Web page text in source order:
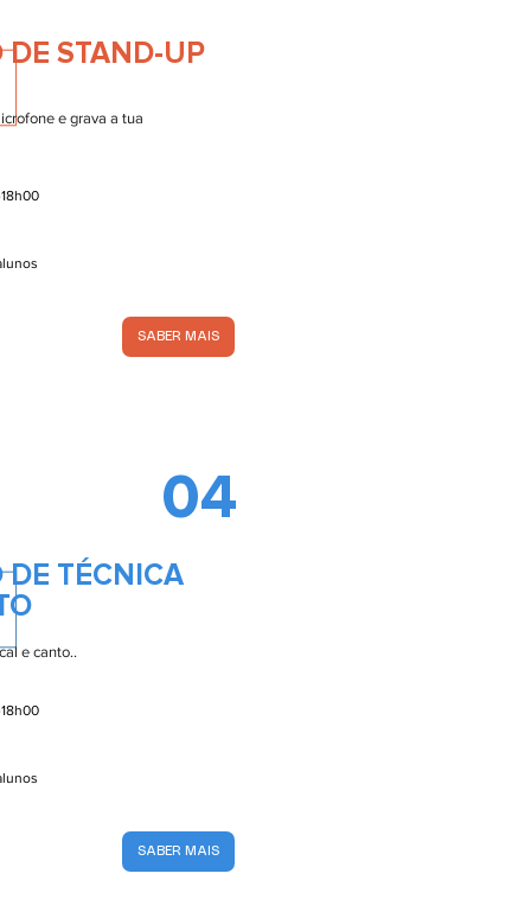
DE STAND-UP
e grava a tua
SABER MAIS
04
DE TÉCNICA
e canto..
SABER MAIS